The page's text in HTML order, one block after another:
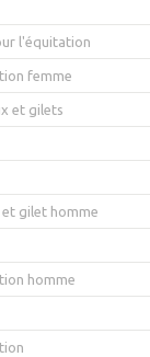
l'équitation
femme
et gilets
gilet homme
homme